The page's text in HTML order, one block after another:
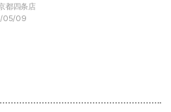
都四条店
05/09